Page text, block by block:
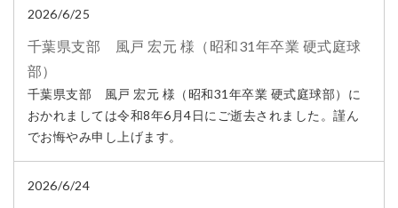
2026/6/25
千葉県支部 風戸 宏元 様（昭和31年卒業 硬式庭球
部）
千葉県支部 風戸 宏元 様（昭和31年卒業 硬式庭球部）に
おかれましては令和8年6月4日にご逝去されました。謹ん
でお悔やみ申し上げます。
2026/6/24